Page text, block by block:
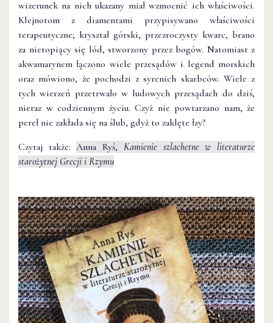
wizerunek na nich ukazany miał wzmocnić ich właściwości.
Klejnotom z diamentami przypisywano właściwości
terapeutyczne; kryształ górski, przezroczysty kwarc, brano
za nietopiący się lód, stworzony przez bogów. Natomiast z
akwamarynem łączono wiele przesądów i legend morskich
oraz mówiono, że pochodzi z syrenich skarbców. Wiele z
tych wierzeń przetrwało w ludowych przesądach do dziś,
nieraz w codziennym życiu. Czyż nie powtarzano nam, że
pereł nie zakłada się na ślub, gdyż to zaklęte łzy?
Czytaj także:Anna Ryś, Kamienie szlachetne w literaturze
starożytnej Grecji i Rzymu